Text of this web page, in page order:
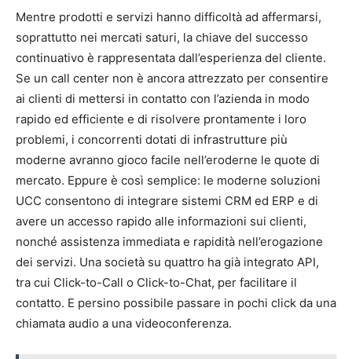
Mentre prodotti e servizi hanno difficoltà ad affermarsi,
soprattutto nei mercati saturi, la chiave del successo
continuativo è rappresentata dall’esperienza del cliente.
Se un call center non è ancora attrezzato per consentire
ai clienti di mettersi in contatto con l’azienda in modo
rapido ed efficiente e di risolvere prontamente i loro
problemi, i concorrenti dotati di infrastrutture più
moderne avranno gioco facile nell’eroderne le quote di
mercato. Eppure è così semplice: le moderne soluzioni
UCC consentono di integrare sistemi CRM ed ERP e di
avere un accesso rapido alle informazioni sui clienti,
nonché assistenza immediata e rapidità nell’erogazione
dei servizi. Una società su quattro ha già integrato API,
tra cui Click-to-Call o Click-to-Chat, per facilitare il
contatto. E persino possibile passare in pochi click da una
chiamata audio a una videoconferenza.